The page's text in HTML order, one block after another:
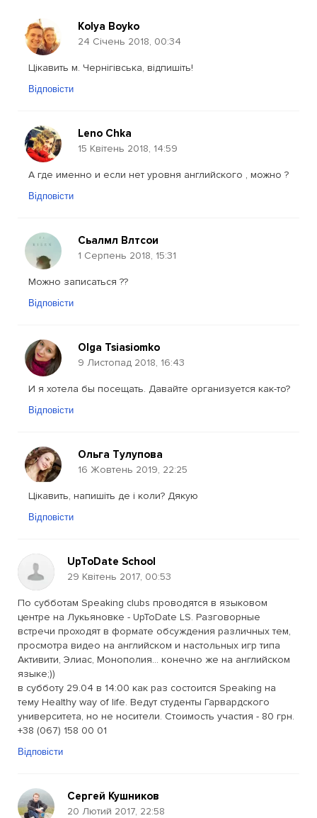
Kolya Boyko
24 Січень 2018, 00:34
Цікавить м. Чернігівська, відпишіть!
Відповісти
Leno Chka
15 Квітень 2018, 14:59
А где именно и если нет уровня английского , можно ?
Відповісти
Сьалмл Влтсои
1 Серпень 2018, 15:31
Можно записаться ??
Відповісти
Olga Tsiasiomko
9 Листопад 2018, 16:43
И я хотела бы посещать. Давайте организуется как-то?
Відповісти
Ольга Тулупова
16 Жовтень 2019, 22:25
Цікавить, напишіть де і коли? Дякую
Відповісти
UpToDate School
29 Квітень 2017, 00:53
По субботам Speaking clubs проводятся в языковом
центре на Лукьяновке - UpToDate LS. Разговорные
встречи проходят в формате обсуждения различных тем,
просмотра видео на английском и настольных игр типа
Активити, Элиас, Монополия... конечно же на английском
языке;))
в субботу 29.04 в 14:00 как раз состоится Speaking на
тему Healthy way of life. Ведут студенты Гарвардского
университета, но не носители. Стоимость участия - 80 грн.
+38 (067) 158 00 01
Відповісти
Сергей Кушников
20 Лютий 2017, 22:58